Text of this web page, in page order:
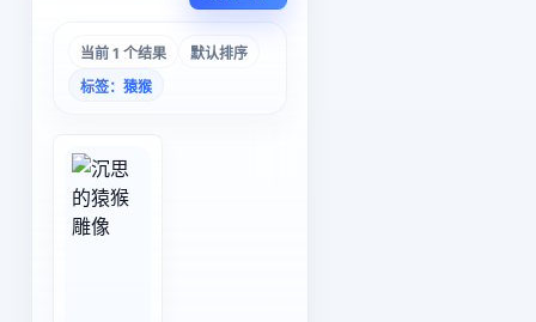
当前 1 个结果
默认排序
标签：猿猴